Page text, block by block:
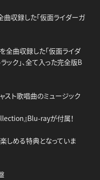
収録した「仮面ライダーガ
曲収録した「仮面ライダ
ック」、全て入った完全版B
スト歌唱曲のミュージック
』Blu-rayが付属！
しめる特典となっていま